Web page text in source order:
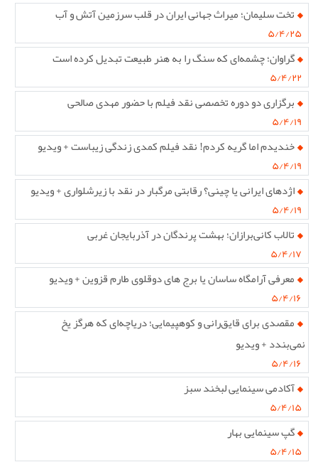
تخت سلیمان؛ میراث جهانی ایران در قلب سرزمین آتش و آب
۵/۴/۲۵
گراوان؛ چشمه‌ای که سنگ را به هنر طبیعت تبدیل کرده است
۵/۴/۲۲
برگزاری دو دوره تخصصی نقد فیلم با حضور مهدی صالحی
۵/۴/۱۹
خندیدم اما گریه کردم! نقد فیلم کمدی زندگی زیباست + ویدیو
۵/۴/۱۹
اژدهای ایرانی یا چینی؟ رقابتی مرگبار در نقد با زیرشلواری + ویدیو
۵/۴/۱۹
تالاب کانی‌برازان؛ بهشت پرندگان در آذربایجان غربی
۵/۴/۱۷
معرفی آرامگاه ساسان یا برج های دوقلوی طارم قزوین + ویدیو
۵/۴/۱۶
مقصدی برای قایق‌رانی و کوهپیمایی؛ دریاچه‌ای که هرگز یخ
نمی‌بندد + ویدیو
۵/۴/۱۶
آکادمی سینمایی لبخند سبز
۵/۴/۱۵
گپ سینمایی بهار
۵/۴/۱۵